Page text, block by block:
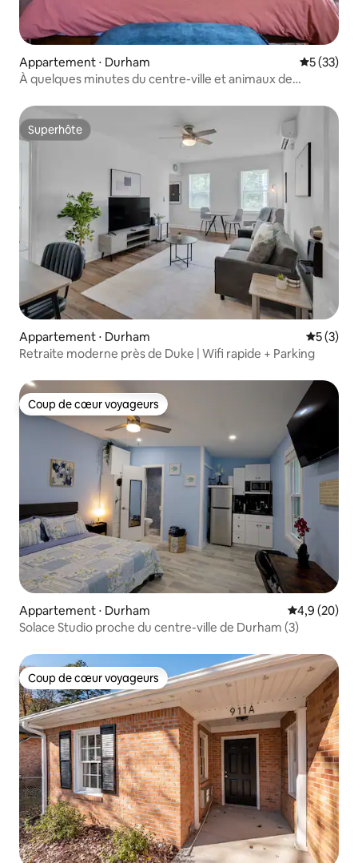
Appartement ⋅ Durham
5 (33)
À quelques minutes du centre-ville et animaux de
Superhôte
Superhôte
Appartement ⋅ Durham
5 (3)
Retraite moderne près de Duke | Wifi rapide + Parking
Coup de cœur voyageurs
Coup de cœur voyageurs
Appartement ⋅ Durham Évaluation
4,9 (20)
Solace Studio proche du centre-ville de Durham (3)
Coup de cœur voyageurs
Coup de cœur voyageurs